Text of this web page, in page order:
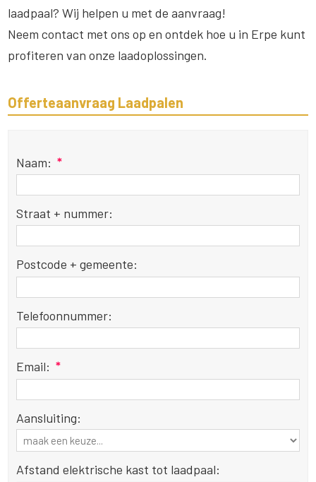
laadpaal? Wij helpen u met de aanvraag!
Neem contact met ons op en ontdek hoe u in Erpe kunt
profiteren van onze laadoplossingen.
Offerteaanvraag Laadpalen
Naam: *
Straat + nummer:
Postcode + gemeente:
Telefoonnummer:
Email: *
Aansluiting:
Afstand elektrische kast tot laadpaal: